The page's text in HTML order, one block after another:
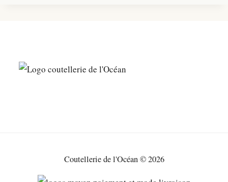
Coutellerie de l'Océan © 2026